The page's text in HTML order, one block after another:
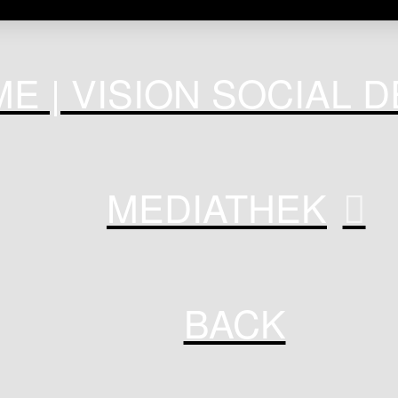
| VISION SOCIAL
MEDIATHEK
BACK